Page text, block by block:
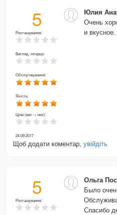
5
Розташування:
Вигляд, інтерєр:
Обслуговування:
Якість:
Ціни (вис -> низ):
Юлия
Очень
и
24.09.2017
Щоб додати коментар, увійдіть
5
Розташування:
Ольга
Было
Спасибо